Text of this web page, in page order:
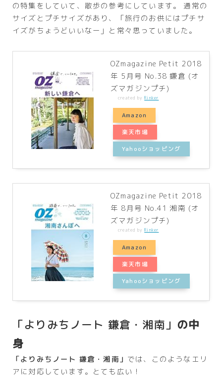
の特集をしていて、散歩の参考にしています。 通常の
サイズとプチサイズがあり、「旅行のお供にはプチサ
イズがちょうどいいなー」と常々思っていました。
OZmagazine Petit 2018
年 5月号 No.38 鎌倉 (オ
ズマガジンプチ)
created byRinker
Amazon
楽天市場
Yahooショッピング
OZmagazine Petit 2018
年 8月号 No.41 湘南 (オ
ズマガジンプチ)
created byRinker
Amazon
楽天市場
Yahooショッピング
「よりみちノート 鎌倉・湘南」 の中
身
「よりみちノート 鎌倉・湘南」 では、このようなエリ
アに対応しています。とても広い！